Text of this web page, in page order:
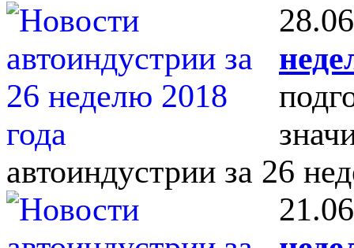
автоиндустрии за 26